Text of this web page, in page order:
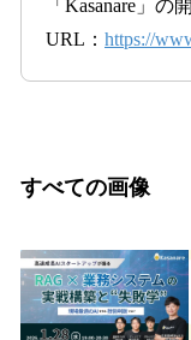
「Kasanare」の
URL： https://
すべての画像